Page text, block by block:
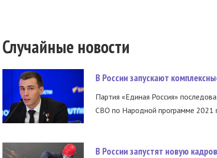
Случайные новости
В России запускают
Партия «Единая Россия»
СВО по Народной программе 2021
В России запустят новую